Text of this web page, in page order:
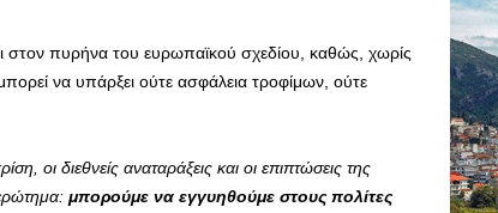
στον πυρήνα του ευρωπαϊκού σχεδίου, καθώς, χωρίς
να υπάρξει ούτε ασφάλεια τροφίμων, ούτε
οι διεθνείς αναταράξεις και οι επιπτώσεις της
μπορούμε να εγγυηθούμε στους πολίτες